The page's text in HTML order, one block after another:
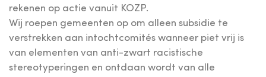
rekenen op actie vanuit KOZP.
Wij roepen gemeenten op om alleen subsidie te
verstrekken aan intochtcomités wanneer piet vrij is
van elementen van anti-zwart racistische
stereotyperingen en ontdaan wordt van alle